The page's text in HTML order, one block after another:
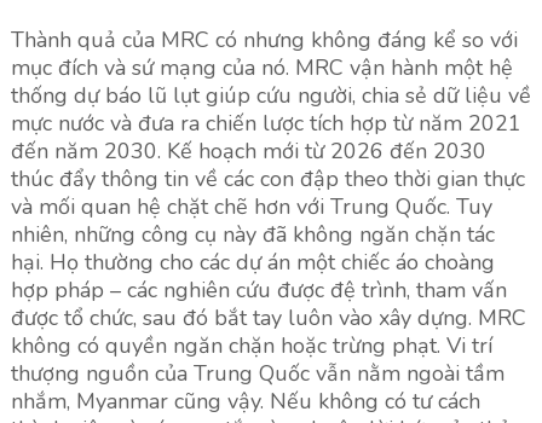
Thành quả của MRC có nhưng không đáng kể so với
mục đích và sứ mạng của nó. MRC vận hành một hệ
thống dự báo lũ lụt giúp cứu người, chia sẻ dữ liệu về
mực nước và đưa ra chiến lược tích hợp từ năm 2021
đến năm 2030. Kế hoạch mới từ 2026 đến 2030
thúc đẩy thông tin về các con đập theo thời gian thực
và mối quan hệ chặt chẽ hơn với Trung Quốc. Tuy
nhiên, những công cụ này đã không ngăn chặn tác
hại. Họ thường cho các dự án một chiếc áo choàng
hợp pháp – các nghiên cứu được đệ trình, tham vấn
được tổ chức, sau đó bắt tay luôn vào xây dựng. MRC
không có quyền ngăn chặn hoặc trừng phạt. Vi trí
thượng nguồn của Trung Quốc vẫn nằm ngoài tầm
nhắm, Myanmar cũng vậy. Nếu không có tư cách